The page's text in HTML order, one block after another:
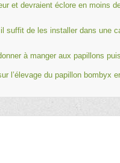
et devraient éclore en moins
suffit de les installer dans une
à manger aux papillons
l’élevage du papillon bombyx